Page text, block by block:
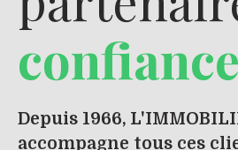
confiance
Depuis 1966,
accompagne tous ces